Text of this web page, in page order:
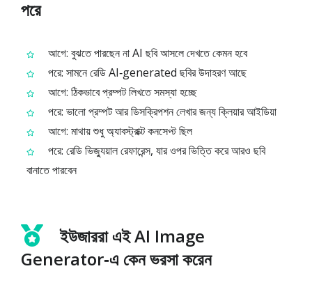
পরে
আগে: বুঝতে পারছেন না AI ছবি আসলে দেখতে কেমন হবে
পরে: সামনে রেডি AI‑generated ছবির উদাহরণ আছে
আগে: ঠিকভাবে প্রম্পট লিখতে সমস্যা হচ্ছে
পরে: ভালো প্রম্পট আর ডিসক্রিপশন লেখার জন্য ক্লিয়ার আইডিয়া
আগে: মাথায় শুধু অ্যাবস্ট্রাক্ট কনসেপ্ট ছিল
পরে: রেডি ভিজ্যুয়াল রেফারেন্স, যার ওপর ভিত্তি করে আরও ছবি
বানাতে পারবেন
ইউজাররা এই AI Image
Generator‑এ কেন ভরসা করেন